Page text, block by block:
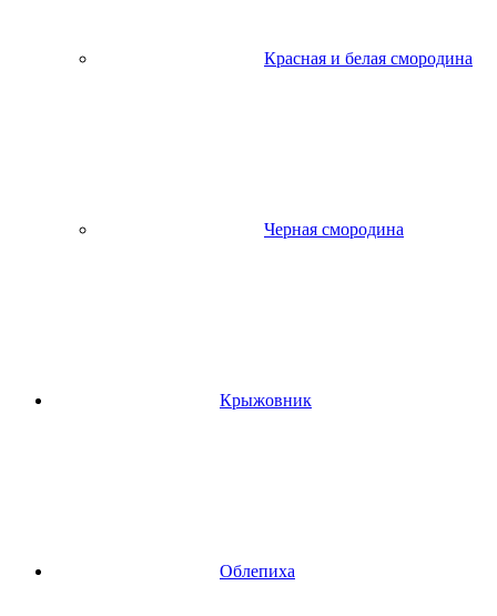
Красная и белая смородина
Черная смородина
Крыжовник
Облепиха